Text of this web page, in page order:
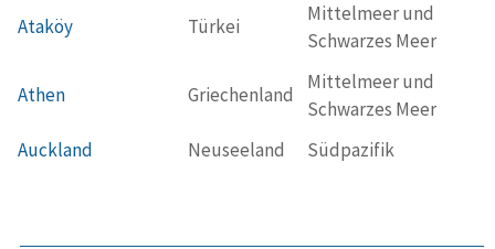
Ataköy Türkei
Mittelmeer und
Schwarzes Meer
Athen Griechenland
Mittelmeer und
Schwarzes Meer
Auckland
Neuseeland Südpazifik